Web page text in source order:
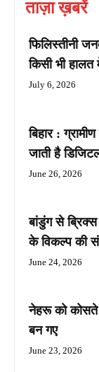
ताज़ा ख़बरें
फिलिस्तीनी
किसी भी
July 6, 2026
बिहार :
जाती है
June 26, 2026
बांडुंग से ब्रिक्स
के विकल्प की
June 24, 2026
नेहरू को कोसते
बन गए
June 23, 2026